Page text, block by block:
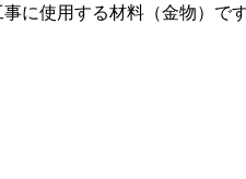
に使用する材料（金物）です